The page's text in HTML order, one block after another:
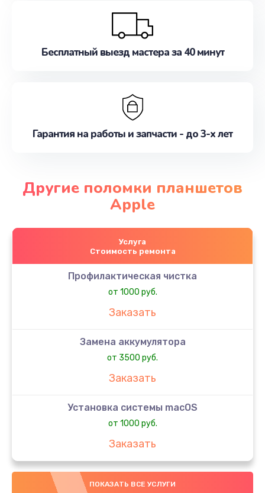
Бесплатный выезд мастера за 40 минут
Гарантия на работы и запчасти - до 3-х лет
Другие поломки планшетов
Apple
Услуга
Стоимость ремонта
Профилактическая чистка
от 1000 руб.
Заказать
Замена аккумулятора
от 3500 руб.
Заказать
Установка системы macOS
от 1000 руб.
Заказать
Ремонт материнской платы
от 2700 руб.
ПОКАЗАТЬ ВСЕ УСЛУГИ